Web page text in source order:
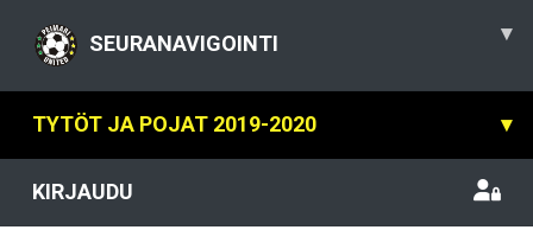
SEURANAVIGOINTI ▾
TYTÖT JA POJAT 2019-2020 ▾
KIRJAUDU